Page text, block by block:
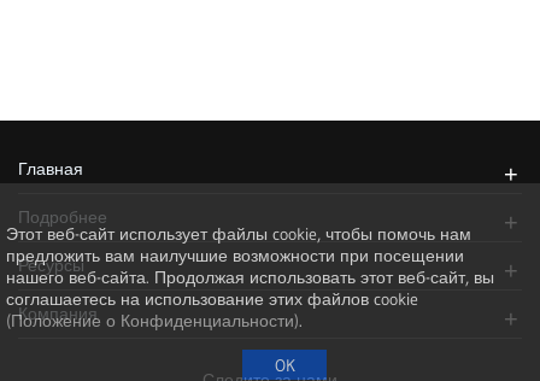
Главная +
Подробнее +
Ресурсы +
Компания +
Этот веб-сайт использует файлы cookie, чтобы помочь нам
предложить вам наилучшие возможности при посещении
нашего веб-сайта. Продолжая использовать этот веб-сайт, вы
соглашаетесь на использование этих файлов cookie
(Положение о Конфиденциальности).